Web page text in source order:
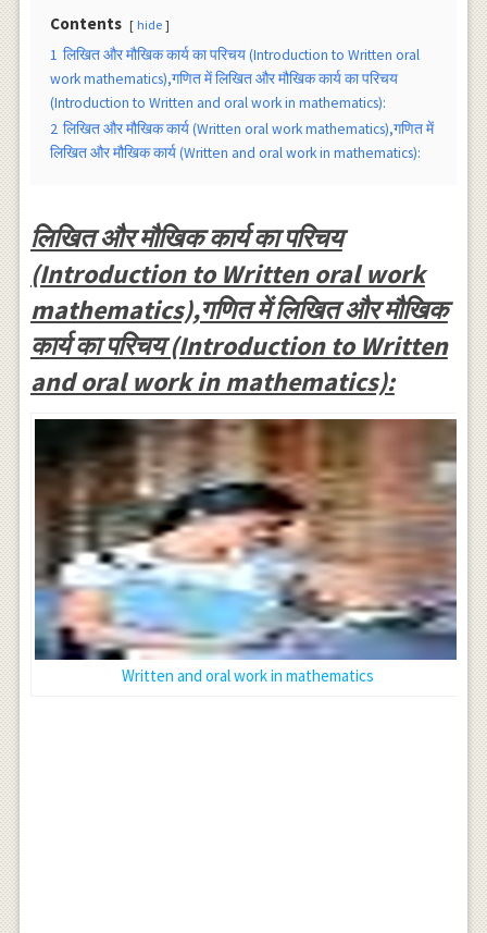
Contents hide
1 लिखित और मौखिक कार्य का परिचय (Introduction to Written oral
work mathematics),गणित में लिखित और मौखिक कार्य का परिचय
(Introduction to Written and oral work in mathematics):
2 लिखित और मौखिक कार्य (Written oral work mathematics),गणित में
लिखित और मौखिक कार्य (Written and oral work in mathematics):
लिखित और मौखिक कार्य का परिचय
(Introduction to Written oral work
mathematics),गणित में लिखित और मौखिक
कार्य का परिचय (Introduction to Written
and oral work in mathematics):
Written and oral work in mathematics